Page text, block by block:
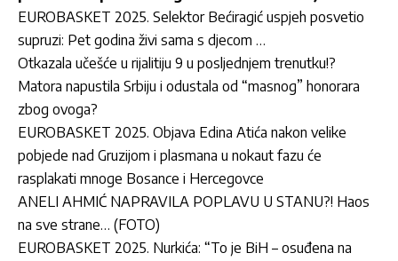
EUROBASKET 2025. Selektor Bećiragić uspjeh posvetio
supruzi: Pet godina živi sama s djecom …
Otkazala učešće u rijalitiju 9 u posljednjem trenutku!?
Matora napustila Srbiju i odustala od “masnog” honorara
zbog ovoga?
EUROBASKET 2025. Objava Edina Atića nakon velike
pobjede nad Gruzijom i plasmana u nokaut fazu će
rasplakati mnoge Bosance i Hercegovce
ANELI AHMIĆ NAPRAVILA POPLAVU U STANU?! Haos
na sve strane… (FOTO)
EUROBASKET 2025. Nurkića: “To je BiH – osuđena na